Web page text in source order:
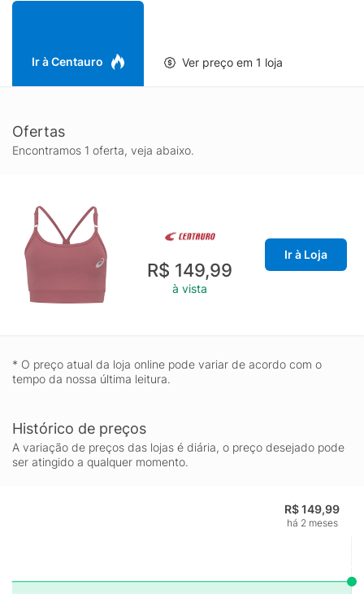
Ir à Centauro Ver preço em 1 loja
Ofertas
Encontramos 1 oferta, veja abaixo.
R$ 149,99
à vista
Ir à Loja
* O preço atual da loja online pode variar de acordo com o
tempo da nossa última leitura.
Histórico de preços
A variação de preços das lojas é diária, o preço desejado pode
ser atingido a qualquer momento.
R$ 149,99
há 2 meses